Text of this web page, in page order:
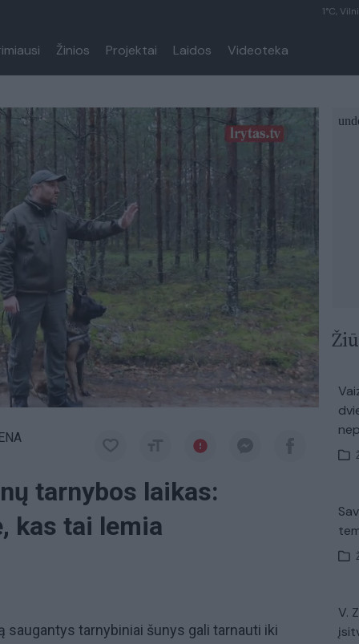
1°C,
Žinios Projektai Laidos Videoteka
tarnybos laikas:
kas tai lemia
saugantys tarnybiniai šunys gali tarnauti iki
V.